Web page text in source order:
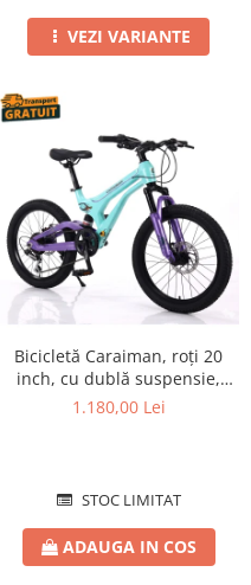
VEZI VARIANTE
Bicicletă Caraiman, roți 20
inch, cu dublă suspensie,
frâne pe disc, turcoaz
1.180,00 Lei
STOC LIMITAT
ADAUGA IN COS